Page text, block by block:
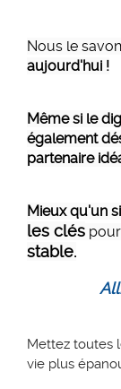
Nous le
aujourd'hui !
Même si le
également
partenaire
Mieux qu'un
les clés
stable.
Mettez toutes
vie plus